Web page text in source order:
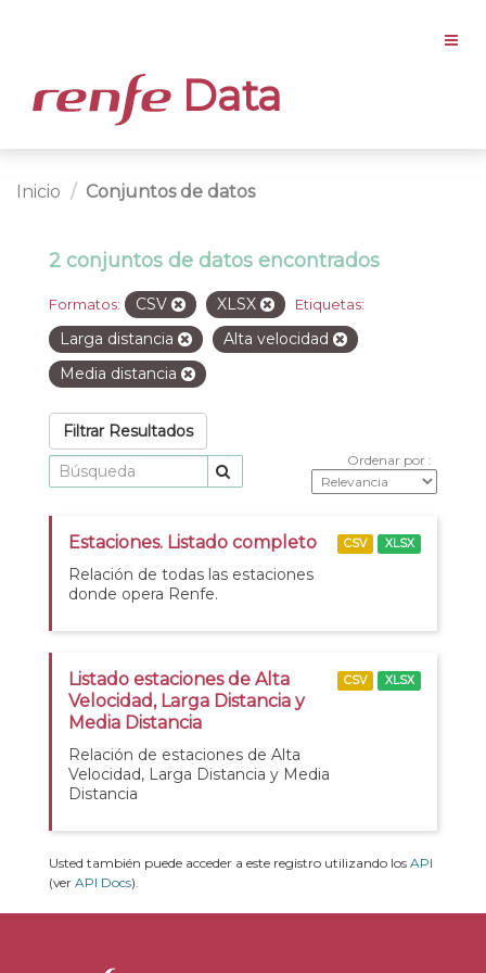
Data
Inicio Conjuntos de datos
2 conjuntos de datos encontrados
Formatos: CSV XLSX Etiquetas:
Larga distancia
Alta velocidad
Media distancia
Filtrar Resultados
Ordenar por
Estaciones. Listado completo
Relación de todas las estaciones
donde opera Renfe.
CSV XLSX
Listado estaciones de Alta
Velocidad, Larga Distancia y
Media Distancia
Relación de estaciones de Alta
Velocidad, Larga Distancia y Media
Distancia
CSV XLSX
Usted también puede acceder a este registro utilizando los API
(ver API Docs).